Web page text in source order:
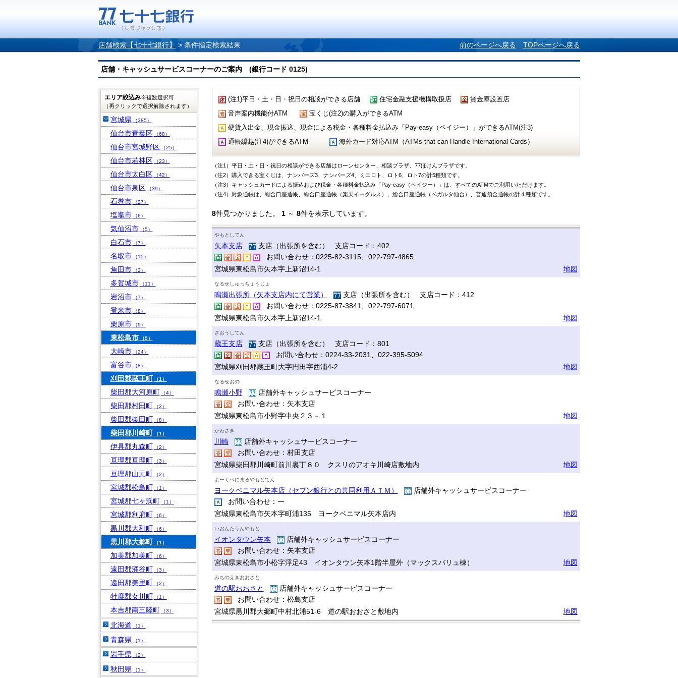
店舗検索【七十七銀行】 > 条件指定検索結果 前のページへ戻る TOPページへ戻る
店舗・キャッシュサービスコーナーのご案内 (銀行コード 0125)
(注1)平日・土・日・祝日の相談ができる店舗 住宅金融支援機構取扱店
貸金庫設置店
音声案内機能付ATM
宝くじ(注2)の購入ができるATM
硬貨入出金、現金振込、現金による税金・各種料金払込み「Pay-easy（ペイジー）」ができるATM(注3)
通帳繰越(注4)ができるATM
海外カード対応ATM（ATMs that can Handle International Cards）
（注1）平日・土・日・祝日の相談ができる店舗はローンセンター、相談プラザ、77ほけんプラザです。
（注2）購入できる宝くじは、ナンバーズ3、ナンバーズ4、ミニロト、ロト6、ロト7の計5種類です。
（注3）キャッシュカードによる振込および税金・各種料金払込み「Pay-easy（ペイジー）」は、すべてのATMでご利用いただけます。
（注4）対象通帳は、総合口座通帳、総合口座通帳（楽天イーグルス）、総合口座通帳（ベガルタ仙台）、普通預金通帳の計４種類です。
8件見つかりました。 1～ 8件を表示しています。
やもとしてん
矢本支店
支店（出張所を含む） 支店コード：402
お問い合わせ：0225-82-3115、022-797-4865
宮城県東松島市矢本字上新沼14-1
地図
なるせしゅっちょうじょ
鳴瀬出張所（矢本支店内にて営業）
支店（出張所を含む） 支店コード：412
お問い合わせ：0225-87-3841、022-797-6071
宮城県東松島市矢本字上新沼14-1
地図
ざおうしてん
蔵王支店
支店（出張所を含む） 支店コード：801
お問い合わせ：0224-33-2031、022-395-5094
宮城県刈田郡蔵王町大字円田字西浦4-2
地図
なるせおの
鳴瀬小野
店舗外キャッシュサービスコーナー
お問い合わせ：矢本支店
宮城県東松島市小野字中央２３－１
地図
かわさき
川崎
店舗外キャッシュサービスコーナー
お問い合わせ：村田支店
宮城県柴田郡川崎町前川裏丁８０ クスリのアオキ川崎店敷地内
地図
よーくべにまるやもとてん
ヨークベニマル矢本店（セブン銀行との共同利用ＡＴＭ）
店舗外キャッシュサービスコーナー
お問い合わせ：ー
宮城県東松島市矢本字町浦135 ヨークベニマル矢本店内
地図
いおんたうんやもと
イオンタウン矢本
店舗外キャッシュサービスコーナー
お問い合わせ：矢本支店
宮城県東松島市小松字浮足43 イオンタウン矢本1階半屋外（マックスバリュ棟）
地図
みちのえきおおさと
道の駅おおさと
店舗外キャッシュサービスコーナー
お問い合わせ：松島支店
宮城県黒川郡大郷町中村北浦51-6 道の駅おおさと敷地内
地図
エリア絞込み※複数選択可
（再クリックで選択解除されます）
宮城県 （385）
仙台市青葉区 （68）
仙台市宮城野区 （25）
仙台市若林区 （23）
仙台市太白区 （42）
仙台市泉区 （39）
石巻市 （27）
塩竈市 （6）
気仙沼市 （5）
白石市 （7）
名取市 （15）
角田市 （3）
多賀城市 （11）
岩沼市 （7）
登米市 （8）
栗原市 （9）
東松島市 （5）
大崎市 （24）
富谷市 （8）
刈田郡蔵王町 （1）
柴田郡大河原町 （4）
柴田郡村田町 （2）
柴田郡柴田町 （8）
柴田郡川崎町 （1）
伊具郡丸森町 （2）
亘理郡亘理町 （3）
亘理郡山元町 （2）
宮城郡松島町 （1）
宮城郡七ヶ浜町 （1）
宮城郡利府町 （6）
黒川郡大和町 （6）
黒川郡大郷町 （1）
加美郡加美町 （6）
遠田郡涌谷町 （3）
遠田郡美里町 （2）
牡鹿郡女川町 （1）
本吉郡南三陸町 （3）
北海道 （1）
青森県 （1）
岩手県 （2）
秋田県 （1）